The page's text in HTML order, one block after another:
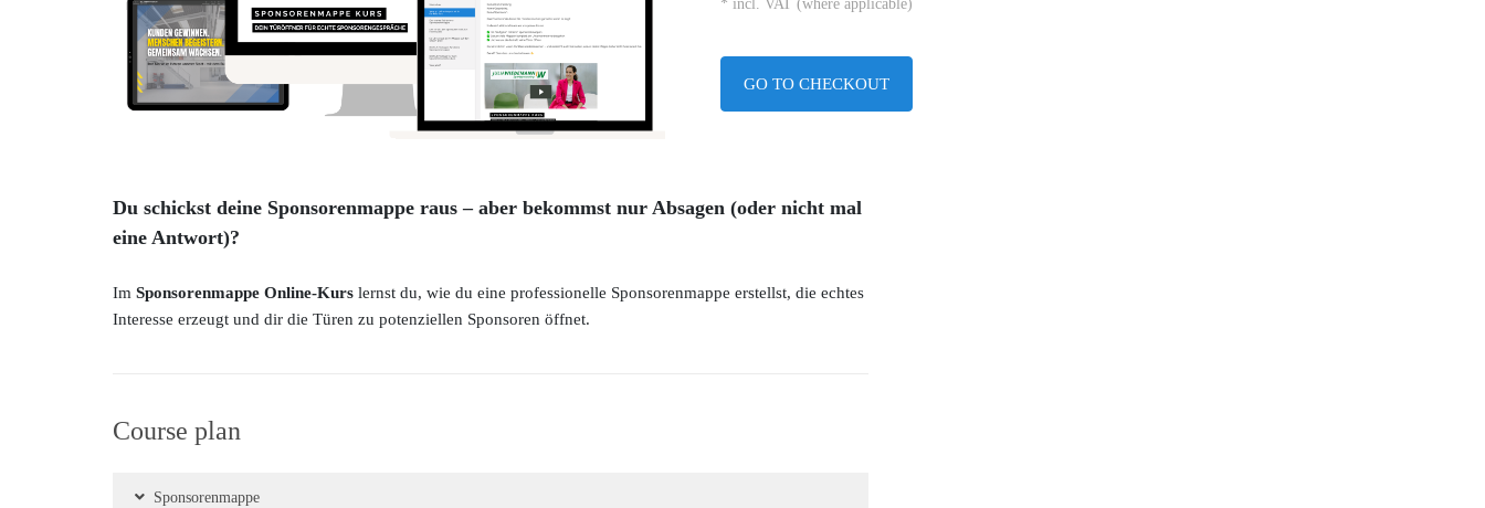
* incl. VAT (where applicable)
GO TO CHECKOUT
Du schickst deine Sponsorenmappe raus– aber bekommst nur Absagen (oder nicht mal
eine Antwort)?
Im Sponsorenmappe Online-Kurs lernst du, wie du eine professionelle Sponsorenmappe erstellst, die echtes
Interesse erzeugt und dir die Türen zu potenziellen Sponsoren öffnet.
Course plan
Sponsorenmappe